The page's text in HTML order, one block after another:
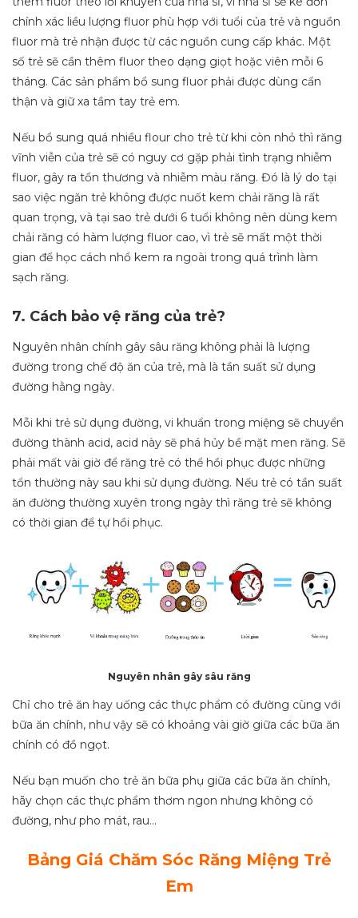
chính xác liều lượng fluor phù hợp với tuổi của trẻ và nguồn
fluor mà trẻ nhận được từ các nguồn cung cấp khác. Một
số trẻ sẽ cần thêm fluor theo dạng giọt hoặc viên mỗi 6
tháng. Các sản phẩm bổ sung fluor phải được dùng cẩn
thận và giữ xa tầm tay trẻ em.
Nếu bổ sung quá nhiều flour cho trẻ từ khi còn nhỏ thì răng
vĩnh viễn của trẻ sẽ có nguy cơ gặp phải tình trạng nhiễm
fluor, gây ra tổn thương và nhiễm màu răng. Đó là lý do tại
sao việc ngăn trẻ không được nuốt kem chải răng là rất
quan trọng, và tại sao trẻ dưới 6 tuổi không nên dùng kem
chải răng có hàm lượng fluor cao, vì trẻ sẽ mất một thời
gian để học cách nhổ kem ra ngoài trong quá trình làm
sạch răng.
7. Cách bảo vệ răng của trẻ?
Nguyên nhân chính gây sâu răng không phải là lượng
đường trong chế độ ăn của trẻ, mà là tần suất sử dụng
đường hằng ngày.
Mỗi khi trẻ sử dụng đường, vi khuẩn trong miệng sẽ chuyển
đường thành acid, acid này sẽ phá hủy bề mặt men răng. Sẽ
phải mất vài giờ để răng trẻ có thể hồi phục được những
tổn thường này sau khi sử dụng đường. Nếu trẻ có tần suất
ăn đường thường xuyên trong ngày thì răng trẻ sẽ không
có thời gian để tự hồi phục.
Nguyên nhân gây sâu răng
Chỉ cho trẻ ăn hay uống các thực phẩm có đường cùng với
bữa ăn chính, như vậy sẽ có khoảng vài giờ giữa các bữa ăn
chính có đồ ngọt.
Nếu bạn muốn cho trẻ ăn bữa phụ giữa các bữa ăn chính,
hãy chọn các thực phẩm thơm ngon nhưng không có
đường, như pho mát, rau…
Bảng Giá Chăm Sóc Răng Miệng Trẻ
Em